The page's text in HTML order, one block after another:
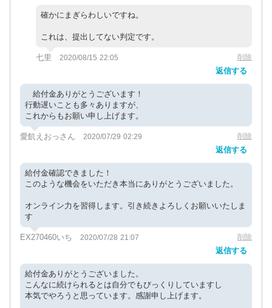
確かにまぎらわしいですね。
これは、提出してない判定です。
七里 2020/08/15 22:05 削除
返信する
給付金ありがとうございます！
行動遅いことも多々ありますが、
これからもお願い申し上げます。
愛飢えおっさん 2020/07/29 02:29 削除
返信する
給付金確認できました！
このような機会をいただき本当にありがとうございました。
オンライン力を習得します。引き続きよろしくお願いいたしま
す
EX270460いち 2020/07/28 21:07 削除
返信する
給付金ありがとうございました。
こんなに続けられるとは自分でもびっくりしていますし
本気でやろうと思っています。感謝申し上げます。